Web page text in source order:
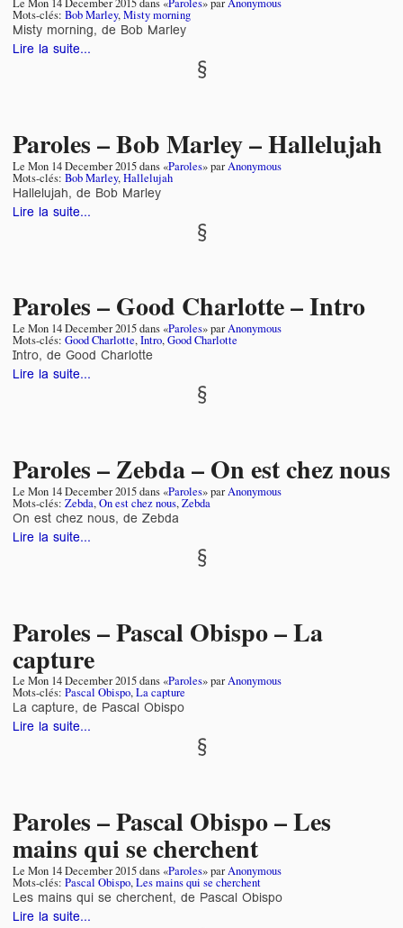
Le Mon 14 December 2015dans «Paroles» parAnonymous
Mots-clés: Bob Marley,Misty morning
Misty morning, de Bob Marley
Lire la suite...
Paroles – Bob Marley – Hallelujah
Le Mon 14 December 2015dans «Paroles» parAnonymous
Mots-clés: Bob Marley,Hallelujah
Hallelujah, de Bob Marley
Lire la suite...
Paroles – Good Charlotte – Intro
Le Mon 14 December 2015dans «Paroles» parAnonymous
Mots-clés: Good Charlotte,Intro,Good Charlotte
Intro, de Good Charlotte
Lire la suite...
Paroles – Zebda – On est chez nous
Le Mon 14 December 2015dans «Paroles» parAnonymous
Mots-clés: Zebda,On est chez nous,Zebda
On est chez nous, de Zebda
Lire la suite...
Paroles – Pascal Obispo – La
capture
Le Mon 14 December 2015dans «Paroles» parAnonymous
Mots-clés: Pascal Obispo,La capture
La capture, de Pascal Obispo
Lire la suite...
Paroles – Pascal Obispo – Les
mains qui se cherchent
Le Mon 14 December 2015dans «Paroles» parAnonymous
Mots-clés: Pascal Obispo,Les mains qui se cherchent
Les mains qui se cherchent, de Pascal Obispo
Lire la suite...